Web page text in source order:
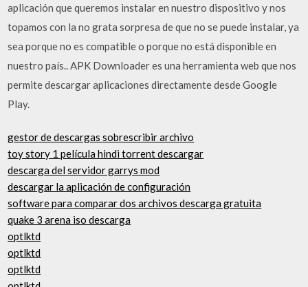
aplicación que queremos instalar en nuestro dispositivo y nos
topamos con la no grata sorpresa de que no se puede instalar, ya
sea porque no es compatible o porque no está disponible en
nuestro país.. APK Downloader es una herramienta web que nos
permite descargar aplicaciones directamente desde Google
Play.
gestor de descargas sobrescribir archivo
toy story 1 película hindi torrent descargar
descarga del servidor garrys mod
descargar la aplicación de configuración
software para comparar dos archivos descarga gratuita
quake 3 arena iso descarga
optlktd
optlktd
optlktd